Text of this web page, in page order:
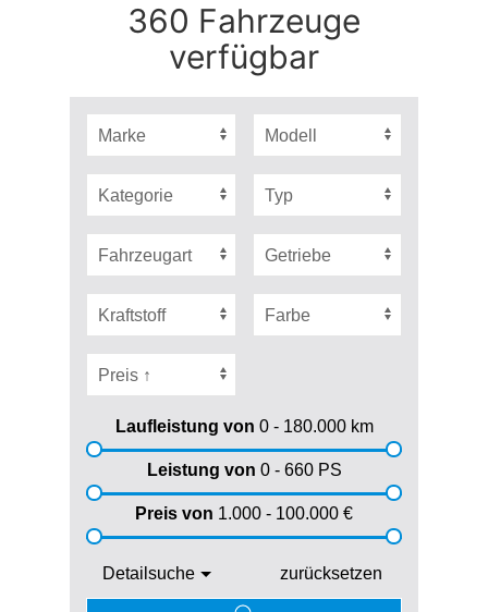
360 Fahrzeuge
verfügbar
Laufleistung von 0 - 180.000km
Leistung von 0 - 660PS
Preis von 1.000 - 100.000 €
Detailsuche zurücksetzen